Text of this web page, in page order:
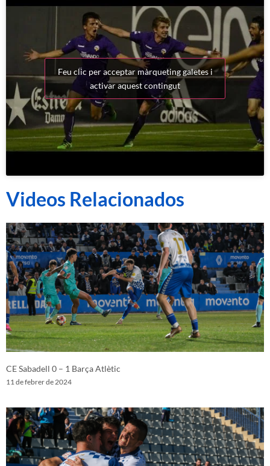
Feu clic per acceptar màrqueting galetes i
activar aquest contingut
Videos Relacionados
CE Sabadell 0 – 1 Barça Atlètic
11 de febrer de 2024